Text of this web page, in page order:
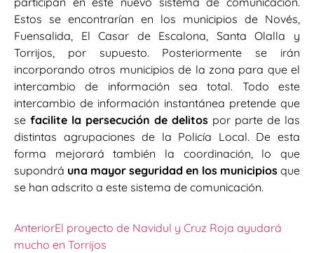
Estos se encontrarían en los municipios de Novés,
Fuensalida, El Casar de Escalona, Santa Olalla y
Torrijos, por supuesto. Posteriormente se irán
incorporando otros municipios de la zona para que el
intercambio de información sea total. Todo este
intercambio de información instantánea pretende que
se facilite la persecución de delitos por parte de las
distintas agrupaciones de la Policía Local. De esta
forma mejorará también la coordinación, lo que
supondrá una mayor seguridad en los municipios que
se han adscrito a este sistema de comunicación.
AnteriorEl proyecto de Navidul y Cruz Roja ayudará
mucho en Torrijos